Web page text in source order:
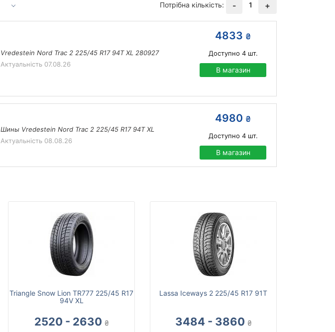
Потрібна кількість: - 1 +
Vredestein Nord Trac 2 225/45 R17 94T XL 280927
Актуальність 07.08.26
4833 ₴
Доступно 4шт.
В магазин
Шины Vredestein Nord Trac 2 225/45 R17 94T XL
Актуальність 08.08.26
4980 ₴
Доступно 4шт.
В магазин
Triangle Snow Lion TR777 225/45 R17
94V XL
2520 - 2630 ₴
Lassa Iceways 2 225/45 R17 91T
3484 - 3860 ₴